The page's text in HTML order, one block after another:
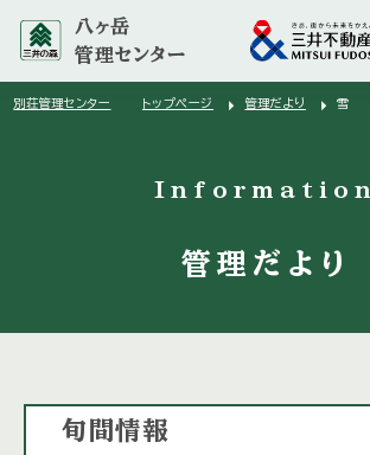
八ヶ岳
管理センター
別荘管理センター トップページ arrow_right 管理だより arrow_right 雪
Information
管理だより
旬間情報